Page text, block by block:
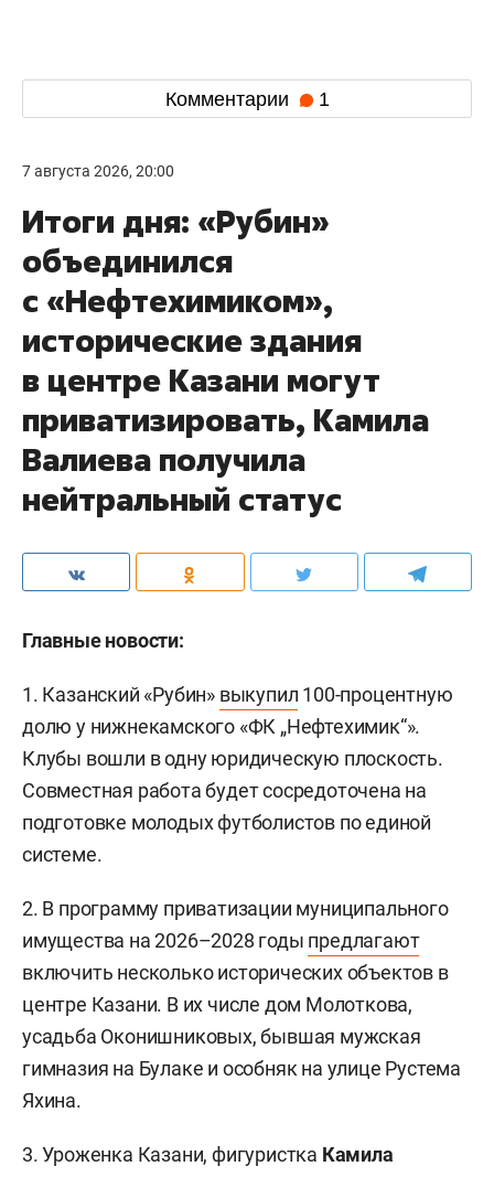
Комментарии 1
7 августа 2026, 20:00
Итоги дня: «Рубин»
объединился
с «Нефтехимиком»,
исторические здания
в центре Казани могут
приватизировать, Камила
Валиева получила
нейтральный статус
Главные новости:
1. Казанский «Рубин» выкупил 100-процентную
долю у нижнекамского «ФК „Нефтехимик“».
Клубы вошли в одну юридическую плоскость.
Совместная работа будет сосредоточена на
подготовке молодых футболистов по единой
системе.
2. В программу приватизации муниципального
имущества на 2026–2028 годы предлагают
включить несколько исторических объектов в
центре Казани. В их числе дом Молоткова,
усадьба Оконишниковых, бывшая мужская
гимназия на Булаке и особняк на улице Рустема
Яхина.
3. Уроженка Казани, фигуристка Камила